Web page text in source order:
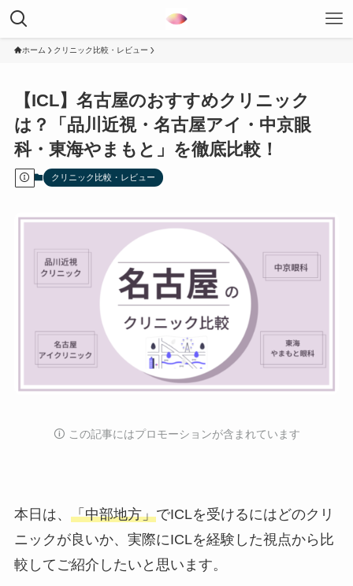
ホーム クリニック比較・レビュー
【ICL】名古屋のおすすめクリニック
は？「品川近視・名古屋アイ・中京眼
科・東海やまもと」を徹底比較！
クリニック比較・レビュー
🛈️ この記事にはプロモーションが含まれています
本日は、 「中部地方」でICLを受けるにはどのクリ
ニックが良いか、実際にICLを経験した視点から比
較してご紹介したい と思います。